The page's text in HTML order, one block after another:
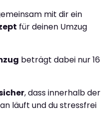
mit dir ein
für deinen Umzug
beträgt dabei nur 16
, dass innerhalb der
läuft und du stressfrei